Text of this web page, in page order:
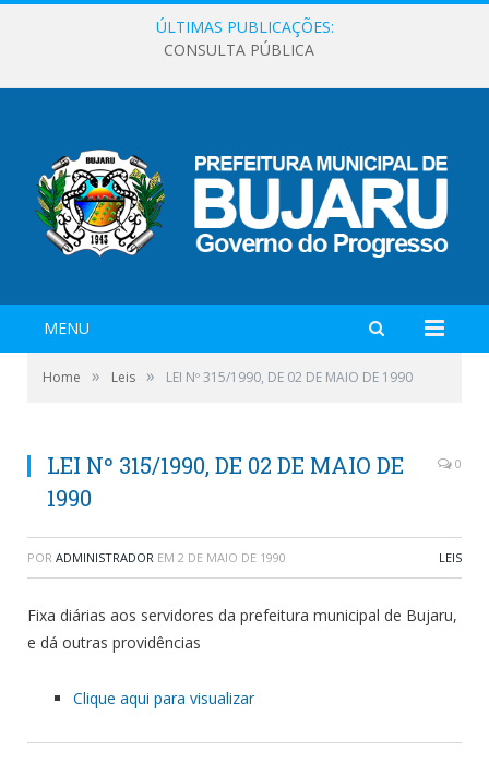
ÚLTIMAS PUBLICAÇÕES:
CONSULTA PÚBLICA
MENU
Home » Leis » LEI Nº 315/1990, DE 02 DE MAIO DE 1990
LEI Nº 315/1990, DE 02 DE MAIO DE
1990
0
POR ADMINISTRADOR EM 2 DE MAIO DE 1990 LEIS
Fixa diárias aos servidores da prefeitura municipal de Bujaru,
e dá outras providências
Clique aqui para visualizar